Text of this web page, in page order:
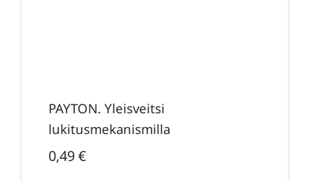
PAYTON. Yleisveitsi
lukitusmekanismilla
0,49€